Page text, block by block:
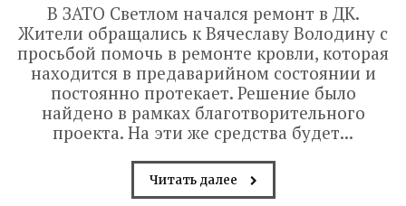
В ЗАТО Светлом начался ремонт в ДК.
Жители обращались к Вячеславу Володину с
просьбой помочь в ремонте кровли, которая
находится в предаварийном состоянии и
постоянно протекает. Решение было
найдено в рамках благотворительного
проекта. На эти же средства будет...
Читать далее